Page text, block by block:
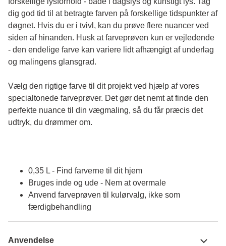
dig god tid til at betragte farven på forskellige tidspunkter af
døgnet. Hvis du er i tvivl, kan du prøve flere nuancer ved
siden af hinanden. Husk at farveprøven kun er vejledende
- den endelige farve kan variere lidt afhængigt af underlag
og malingens glansgrad.
Vælg den rigtige farve til dit projekt ved hjælp af vores
specialtonede farveprøver. Det gør det nemt at finde den
perfekte nuance til din vægmaling, så du får præcis det
udtryk, du drømmer om.
0,35 L - Find farverne til dit hjem
Bruges inde og ude - Nem at overmale
Anvend farveprøven til kulørvalg, ikke som
færdigbehandling
Anvendelse